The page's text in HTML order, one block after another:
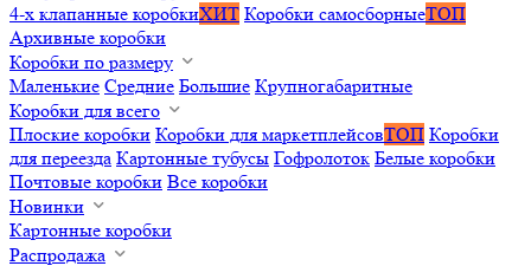
4-х клапанные коробкиХИТ Коробки самосборныеТОП
Архивные коробки
Коробки по размеру
Маленькие Средние Большие Крупногабаритные
Коробки для всего
Плоские коробки Коробки для маркетплейсовТОП Коробки
для переезда Картонные тубусы Гофролоток Белые коробки
Почтовые коробки Все коробки
Новинки
Картонные коробки
Распродажа